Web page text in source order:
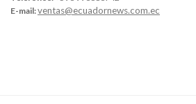
E-mail:ventas@ecuadornews.com.ec